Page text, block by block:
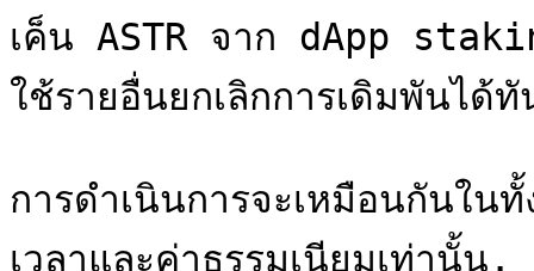
เค็น ASTR จาก dApp
ใช้รายอื่นยกเลิกการเดิมพันได้
การดำเนินการจะเหมือนกันใน
เวลาและค่าธรรมเนียมเท่านั้